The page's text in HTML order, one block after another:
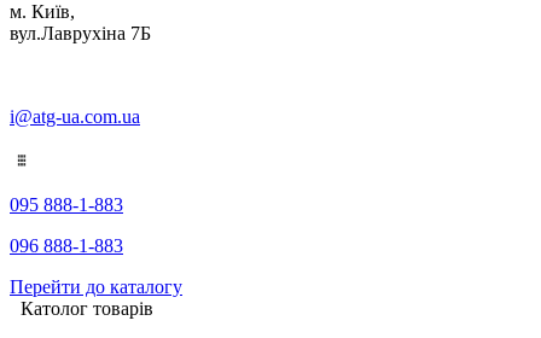
м. Київ,
вул.Лаврухіна 7Б
i@atg-ua.com.ua
095 888-1-883
096 888-1-883
Перейти до каталогу
Католог товарів